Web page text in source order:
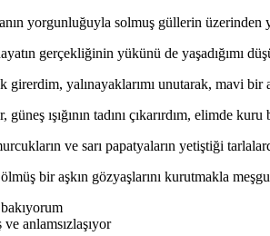
yorgunluğuyla solmuş güllerin üzerinden
gerçekliğinin yükünü de yaşadığımı
girerdim, yalınayaklarımı unutarak, mavi bir
ışığının tadını çıkarırdım, elimde
ve sarı papatyaların yetiştiği
bir aşkın gözyaşlarını kurutmakla
anlamsızlaşıyor